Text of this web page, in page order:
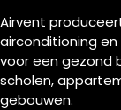
Airvent
airconditioning
voor een gezond
scholen,
gebouwen.